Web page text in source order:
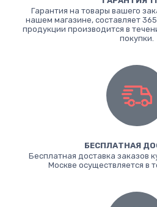
Гарантия на товары вашего
нашем магазине, составляет
продукции производится в
покупки.
БЕСПЛАТНАЯ
Бесплатная доставка заказов
Москве осуществляется в